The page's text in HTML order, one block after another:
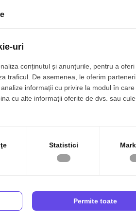
camere (living si dormitor).
si utilata, punand la
in pardoseala in baie,
cu accente de culoare
energetic clasa A. Pentru
cu firma de property
uri
conținutul și anunțurile, pentru a oferi
traficul. De asemenea, le oferim
informații cu privire la modul în care
cu alte informații oferite de dvs. sau
Statistici
Permite toate